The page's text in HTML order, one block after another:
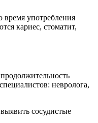
время употребления
кариес, стоматит,
невролога,
сосудистые